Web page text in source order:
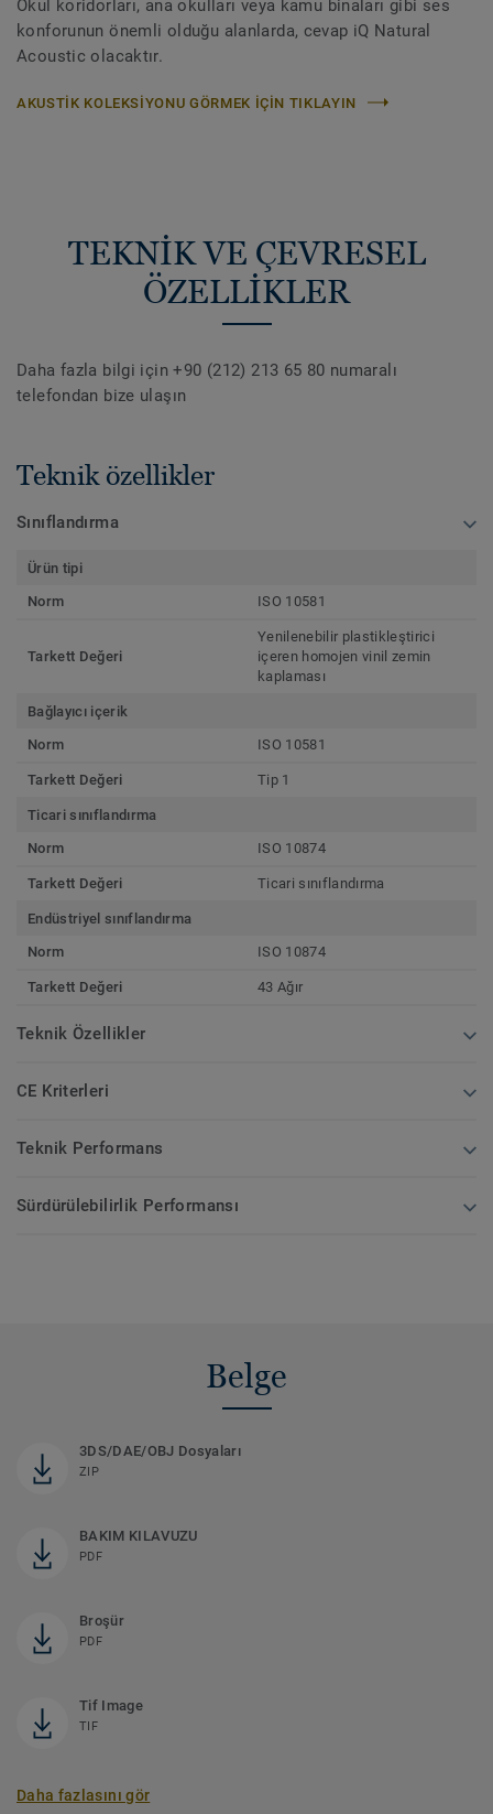
Okul koridorları, ana okulları veya kamu binaları gibi ses
konforunun önemli olduğu alanlarda, cevap iQ Natural
Acoustic olacaktır.
AKUSTIK KOLEKSIYONU GÖRMEK IÇIN TIKLAYIN
TEKNİK VE ÇEVRESEL
ÖZELLİKLER
Daha fazla bilgi için +90 (212) 213 65 80 numaralı
telefondan bize ulaşın
Teknik özellikler
Sınıflandırma
Ürün tipi
Norm
ISO 10581
Tarkett Değeri
Yenilenebilir plastikleştirici
içeren homojen vinil zemin
kaplaması
Bağlayıcı içerik
Norm
ISO 10581
Tarkett Değeri Tip 1
Ticari sınıflandırma
Norm
ISO 10874
Tarkett Değeri Ticari sınıflandırma
Endüstriyel sınıflandırma
Norm
ISO 10874
Tarkett Değeri 43 Ağır
Teknik Özellikler
CE Kriterleri
Teknik Performans
Sürdürülebilirlik Performansı
Belge
3DS/DAE/OBJ Dosyaları
ZIP
BAKIM KILAVUZU
PDF
Broşür
PDF
Tif Image
TIF
Daha fazlasını gör